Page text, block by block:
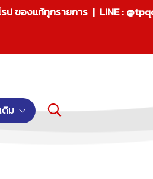
ป ของแท้ทุกรายการ | LINE :
ติม